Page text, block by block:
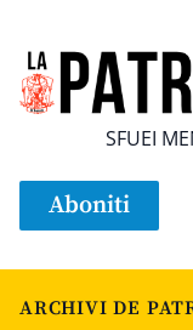
SFUEI
Aboniti
ARCHIVI DE